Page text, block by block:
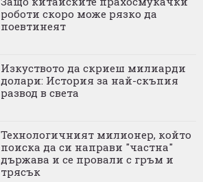
роботи скоро може рязко да
поевтинеят
Изкуството да скриеш милиарди
долари: История за най-скъпия
развод в света
Технологичният милионер, който
поиска да си направи "частна"
държава и се провали с гръм и
трясък